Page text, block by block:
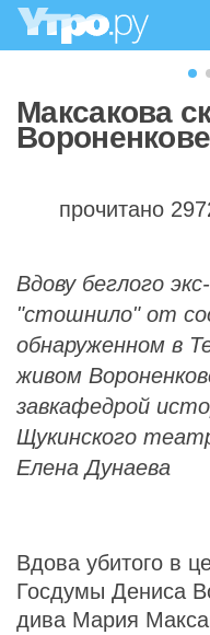
Максакова
Вороненкове
прочитано
Вдову беглого
"стошнило" от
обнаруженном в
живом
завкафедрой
Щукинского
Елена Дунаева
Вдова убитого в
Госдумы Дениса
дива Мария